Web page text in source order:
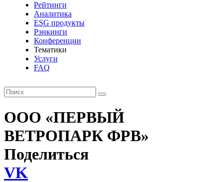
Рейтинги
Аналитика
ESG продукты
Рэнкинги
Конференции
Тематики
Услуги
FAQ
ООО «ПЕРВЫЙ
ВЕТРОПАРК ФРВ»
Поделиться
VK